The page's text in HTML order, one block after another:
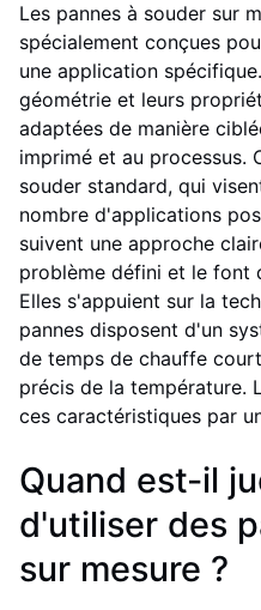
Les pannes à souder sur
spécialement conçues
une application
géométrie et leurs
adaptées de manière
imprimé et au processus.
souder standard, qui
nombre d'applications
suivent une approche
problème défini et le font
Elles s'appuient sur la
pannes disposent d'un
de temps de chauffe
précis de la température.
ces caractéristiques par
Quand est-il
d'utiliser des
sur mesure ?